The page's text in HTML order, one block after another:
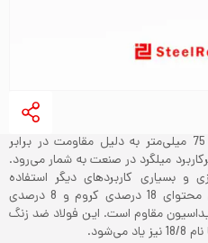
میلگرد استیل 304 یا 1.4301 با قطر 75 میلی‌متر به دلیل مقاومت در برابر
میلگرد‌ در صنعت به شمار می‌رود.
در قطعه سازی و بسیاری کاربردهای دیگر استفاده
می‌شود. میلگرد استیل 304 به دلیل محتوای 18 درصدی کروم و 8 درصدی
مقاوم است. این فولاد ضد زنگ